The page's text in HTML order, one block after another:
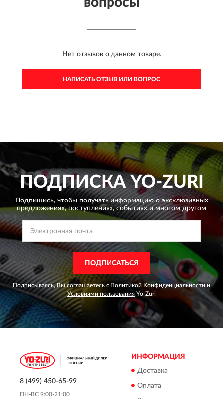
Нет отзывов о данном товаре.
НАПИСАТЬ ОТЗЫВ ИЛИ ВОПРОС
ПОДПИСКАYO-ZURI
Подпишись, чтобы получать информацию о эксклюзивных
предложениях,поступлениях, событиях и многом другом
ПОДПИСАТЬСЯ
Подписываясь, Вы соглашаетесь с Политикой Конфиденциальности и
Условиями пользования Yo-Zuri
8 (499) 450-65-99
ПН-ВС 9:00-21:00
ИНФОРМАЦИЯ
Доставка
Оплата